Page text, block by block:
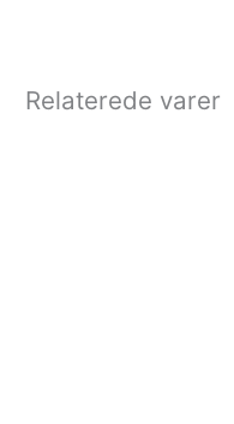
Relaterede varer